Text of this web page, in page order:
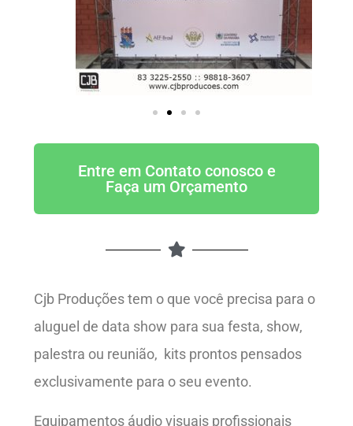
Entre em Contato conosco e
Faça um Orçamento
Cjb Produções tem o que você precisa para o
aluguel de data show para sua festa, show,
palestra ou reunião, kits prontos pensados
exclusivamente para o seu evento.
Equipamentos áudio visuais profissionais